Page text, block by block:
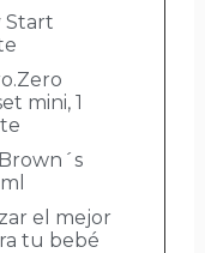
Start
mini, 1
el mejor
tu bebé